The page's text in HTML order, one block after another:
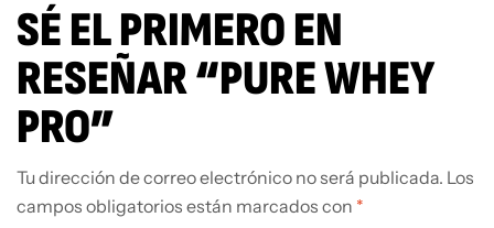
SÉ EL PRIMERO EN
RESEÑAR “PURE WHEY
PRO”
Tu dirección de correo electrónico no será publicada. Los
campos obligatorios están marcados con *